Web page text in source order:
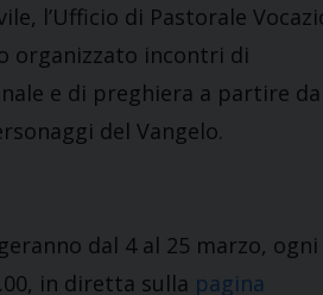
l’Ufficio di Pastorale
organizzato incontri di
e di preghiera a partire da
del Vangelo.
dal 4 al 25 marzo, ogni
in diretta sulla pagina